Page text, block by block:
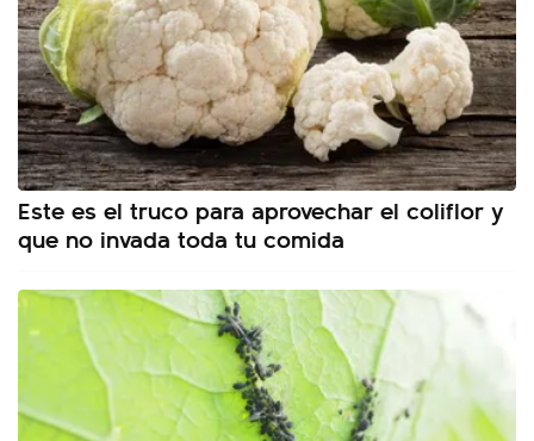
Este es el truco para aprovechar el coliflor y
que no invada toda tu comida